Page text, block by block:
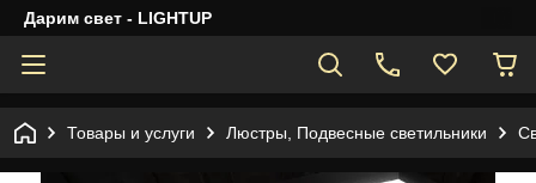
Дарим свет - LIGHTUP
Товары и услуги Люстры, Подвесные светильники